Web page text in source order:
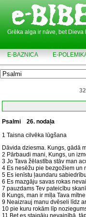
Grēka alga ir nāve, bet
E-BAZNICA E-
Psalmi
26. nodaļa
1 Taisna cilvēka lūgšana
Dāvida dziesma. Kungs, gādā
2 Pārbaudi mani, Kungs, un
3 Jo Tava žēlastība stāv man
4 Es nesēžu pie bezgožiem un
5 Es ienīstu ļaundaru
6 Es mazgāju savas rokas
7 pauzdams Tev pateicību
8 Kungs, man ir mīļa Tava
9 Neaizrauj manu dvēseli līdz
10 pie kuru rokām līp
11 Bet es staigāju nevainībā,